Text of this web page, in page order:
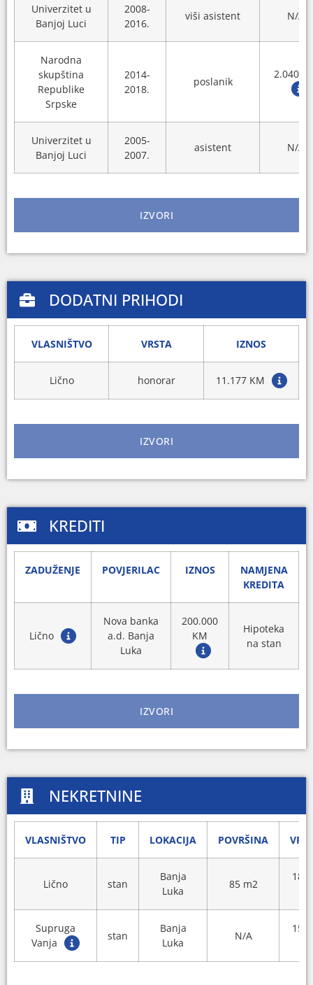
Univerzitet u
Banjoj Luci
2008-
2016.
viši asistent N/A
Narodna
skupština
Republike
Srpske
2014-
2018.
poslanik
2.040
Univerzitet u
Banjoj Luci
2005-
2007.
asistent N/A
IZVORI
DODATNI PRIHODI
VLASNIŠTVO VRSTA IZNOS
Lično honorar 11.177 KM
IZVORI
KREDITI
ZADUŽENJE POVJERILAC IZNOS
NAMJENA
KREDITA
Lično
Nova banka
a.d. Banja
Luka
200.000
KM
Hipoteka
na stan
IZVORI
NEKRETNINE
VLASNIŠTVO TIP LOKACIJA POVRŠINA
Lično stan
Banja
Luka
85 m2
Supruga
Vanja
stan
Banja
Luka
N/A